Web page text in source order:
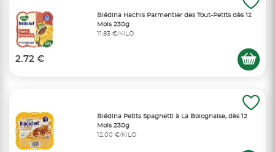
Blédina Hachis Parmentier des Tout-Petits dès 12
Mois 230g
11,83 €/KILO
2.72 €
Blédina Petits Spaghetti à La Bolognaise, dès 12
Mois 230g
12,00 €/KILO